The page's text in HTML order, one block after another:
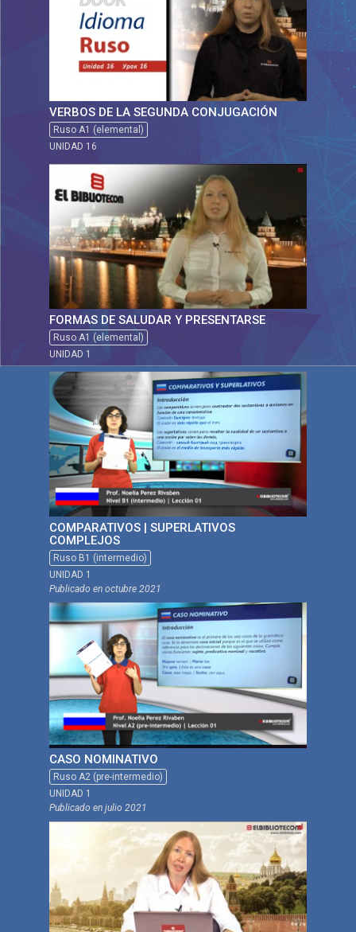
VERBOS DE LA SEGUNDA CONJUGACIÓN
Ruso A1 (elemental)
UNIDAD 16
FORMAS DE SALUDAR Y PRESENTARSE
Ruso A1 (elemental)
UNIDAD 1
COMPARATIVOS | SUPERLATIVOS
COMPLEJOS
Ruso B1 (intermedio)
UNIDAD 1
Publicado enoctubre 2021
CASO NOMINATIVO
Ruso A2 (pre-intermedio)
UNIDAD 1
Publicado enjulio 2021